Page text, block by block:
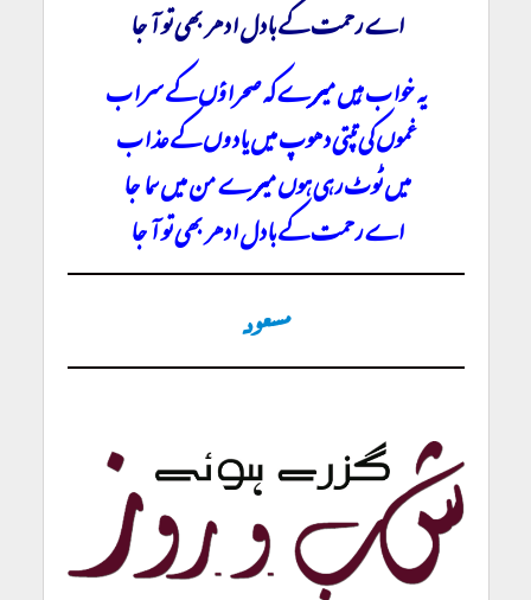
اے رحمت کے بادل ادھر بھی تو آ جا
یہ خواب ہیں میرے کہ صحراؤں کے سراب
غموں کی تپتی دھوپ میں یادوں کے عذاب
میں ٹوٹ رہی ہوں میرے من میں سما جا
اے رحمت کے بادل ادھر بھی تو آ جا
مسعود